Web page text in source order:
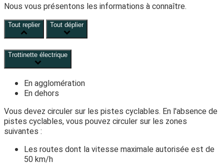
Nous vous présentons les informations à connaître.
Tout replier Tout déplier
Trottinette électrique
En agglomération
En dehors
Vous devez circuler sur les pistes cyclables. En l'absence de
pistes cyclables, vous pouvez circuler sur les zones
suivantes :
Les routes dont la vitesse maximale autorisée est de
50 km/h